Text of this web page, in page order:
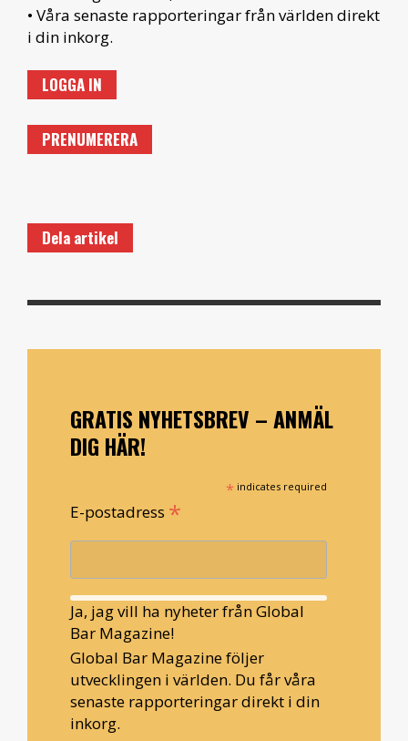
• Våra senaste rapporteringar från världen direkt
i din inkorg.
LOGGA IN
PRENUMERERA
Dela artikel
GRATIS NYHETSBREV – ANMÄL
DIG HÄR!
* indicates required
E-postadress *
Ja, jag vill ha nyheter från Global
Bar Magazine!
Global Bar Magazine följer
utvecklingen i världen. Du får våra
senaste rapporteringar direkt i din
inkorg.